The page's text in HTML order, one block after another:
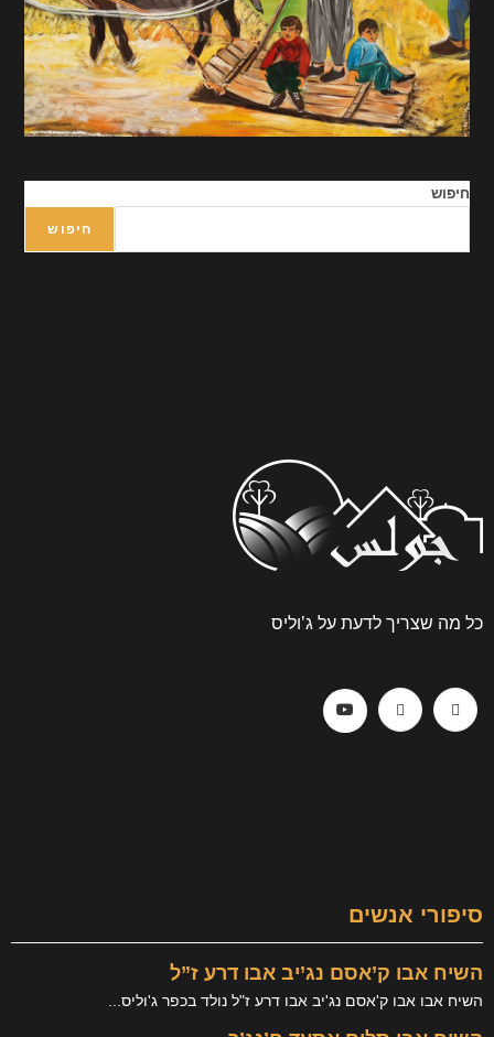
חיפוש
חיפוש
כל מה שצריך לדעת על ג’וליס
סיפורי אנשים
השיח אבו ק’אסם נג’יב אבו דרע ז”ל
השיח אבו אבו ק'אסם נג'יב אבו דרע ז"ל נולד בכפר ג'וליס...